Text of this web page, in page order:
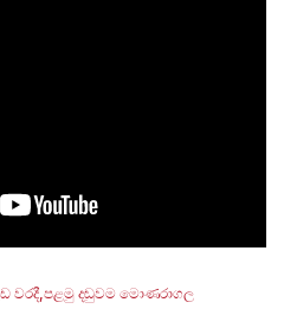
වරදී,පළමු දඬුවම මොණරාගල